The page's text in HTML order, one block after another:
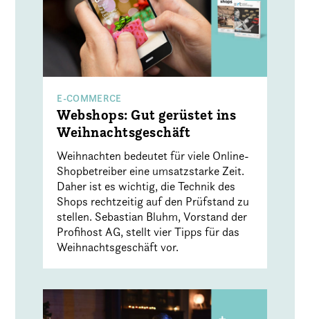
E-COMMERCE
Webshops: Gut gerüstet ins
Weihnachtsgeschäft
Weihnachten bedeutet für viele Online-
Shopbetreiber eine umsatzstarke Zeit.
Daher ist es wichtig, die Technik des
Shops rechtzeitig auf den Prüfstand zu
stellen. Sebastian Bluhm, Vorstand der
Profihost AG, stellt vier Tipps für das
Weihnachtsgeschäft vor.